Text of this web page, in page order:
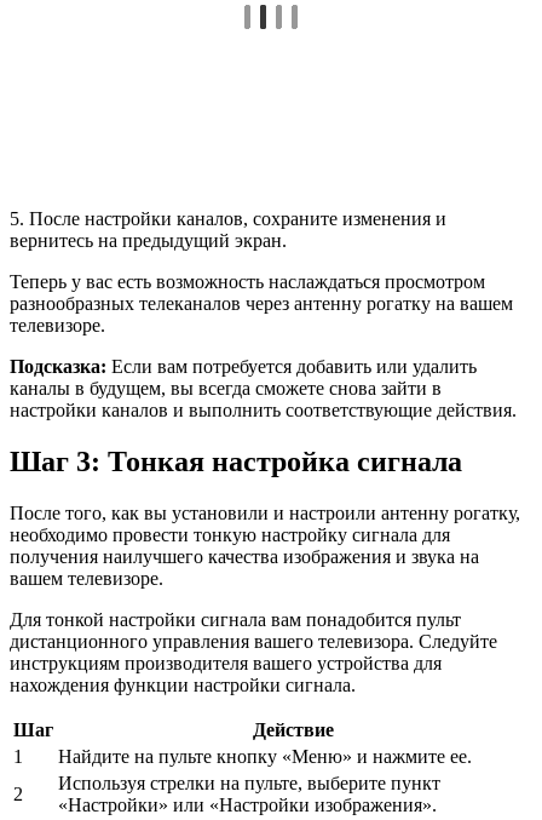
5. После настройки каналов, сохраните изменения и
вернитесь на предыдущий экран.
Теперь у вас есть возможность наслаждаться просмотром
разнообразных телеканалов через антенну рогатку на вашем
телевизоре.
Подсказка: Если вам потребуется добавить или удалить
каналы в будущем, вы всегда сможете снова зайти в
настройки каналов и выполнить соответствующие действия.
Шаг 3: Тонкая настройка сигнала
После того, как вы установили и настроили антенну рогатку,
необходимо провести тонкую настройку сигнала для
получения наилучшего качества изображения и звука на
вашем телевизоре.
Для тонкой настройки сигнала вам понадобится пульт
дистанционного управления вашего телевизора. Следуйте
инструкциям производителя вашего устройства для
нахождения функции настройки сигнала.
Шаг
Действие
1
Найдите на пульте кнопку «Меню» и нажмите ее.
2
Используя стрелки на пульте, выберите пункт
«Настройки» или «Настройки изображения».